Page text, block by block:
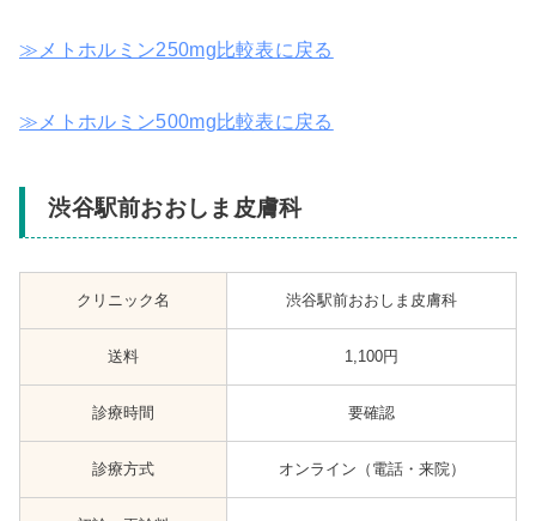
≫メトホルミン250mg比較表に戻る
≫メトホルミン500mg比較表に戻る
渋谷駅前おおしま皮膚科
クリニック名 渋谷駅前おおしま皮膚科
送料 1,100円
診療時間 要確認
診療方式 オンライン（電話・来院）